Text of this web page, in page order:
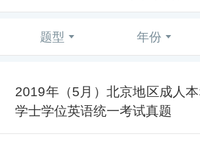
题型 年份
2019年（5月）北京地区成人
学士学位英语统一考试真题